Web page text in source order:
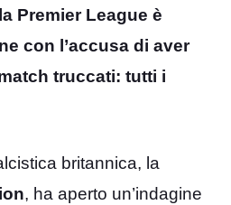
Premier League è
con l’accusa di aver
truccati: tutti i
britannica, la
, ha aperto un’indagine